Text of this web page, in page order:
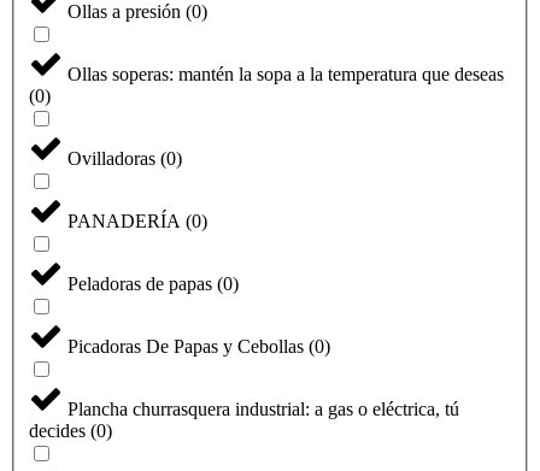
Ollas a presión (0)
Ollas soperas: mantén la sopa a la temperatura que deseas
(0)
Ovilladoras (0)
PANADERÍA (0)
Peladoras de papas (0)
Picadoras De Papas y Cebollas (0)
Plancha churrasquera industrial: a gas o eléctrica, tú
decides (0)